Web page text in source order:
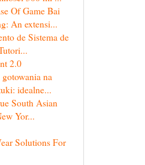
Of Game Bai
An extensi...
de Sistema de
2.0
na
idealne...
South Asian
Yor...
Solutions For